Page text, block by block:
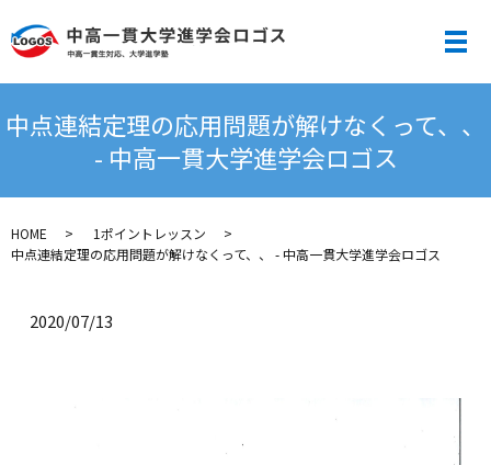
メ
中点連結定理の応用問題が解けなくって、、
- 中高一貫大学進学会ロゴス
HOME
1ポイントレッスン
中点連結定理の応用問題が解けなくって、、 - 中高一貫大学進学会ロゴス
2020/07/13